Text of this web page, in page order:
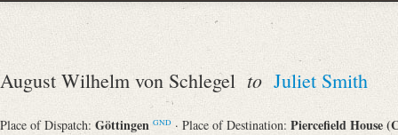
August Wilhelm von Schlegel to Juliet Smith
Place of Dispatch: Göttingen GND · Place of Destination: Piercefield House